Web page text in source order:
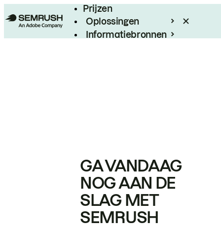
Prijzen
Oplossingen
Informatiebronnen
GA VANDAAG
NOG AAN DE
SLAG MET
SEMRUSH